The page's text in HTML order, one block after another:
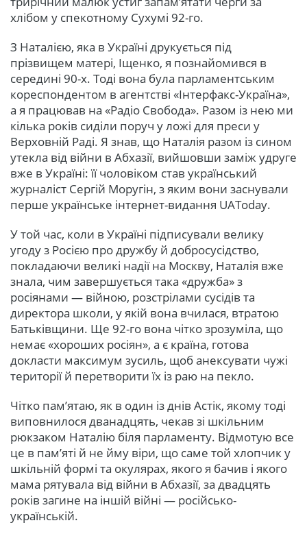
хлібом у спекотному Сухумі 92-го.
З Наталією, яка в Україні друкується під
прізвищем матері, Іщенко, я познайомився в
середині 90-х. Тоді вона була парламентським
кореспондентом в агентстві «Інтерфакс-Україна»,
а я працював на «Радіо Свобода». Разом із нею ми
кілька років сиділи поруч у ложі для преси у
Верховній Раді. Я знав, що Наталія разом із сином
утекла від війни в Абхазії, вийшовши заміж удруге
вже в Україні: її чоловіком став український
журналіст Сергій Моругін, з яким вони заснували
перше українське інтернет-видання UAToday.
У той час, коли в Україні підписували велику
угоду з Росією про дружбу й добросусідство,
покладаючи великі надії на Москву, Наталія вже
знала, чим завершується така «дружба» з
росіянами — війною, розстрілами сусідів та
директора школи, у якій вона вчилася, втратою
Батьківщини. Ще 92-го вона чітко зрозуміла, що
немає «хороших росіян», а є країна, готова
докласти максимум зусиль, щоб анексувати чужі
території й перетворити їх із раю на пекло.
Чітко пам’ятаю, як в один із днів Астік, якому тоді
виповнилося дванадцять, чекав зі шкільним
рюкзаком Наталію біля парламенту. Відмотую все
це в пам’яті й не йму віри, що саме той хлопчик у
шкільній формі та окулярах, якого я бачив і якого
мама рятувала від війни в Абхазії, за двадцять
років загине на іншій війні — російсько-
українській.